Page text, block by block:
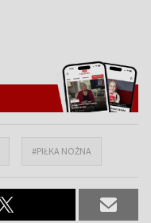
#PIŁKA NOŻNA